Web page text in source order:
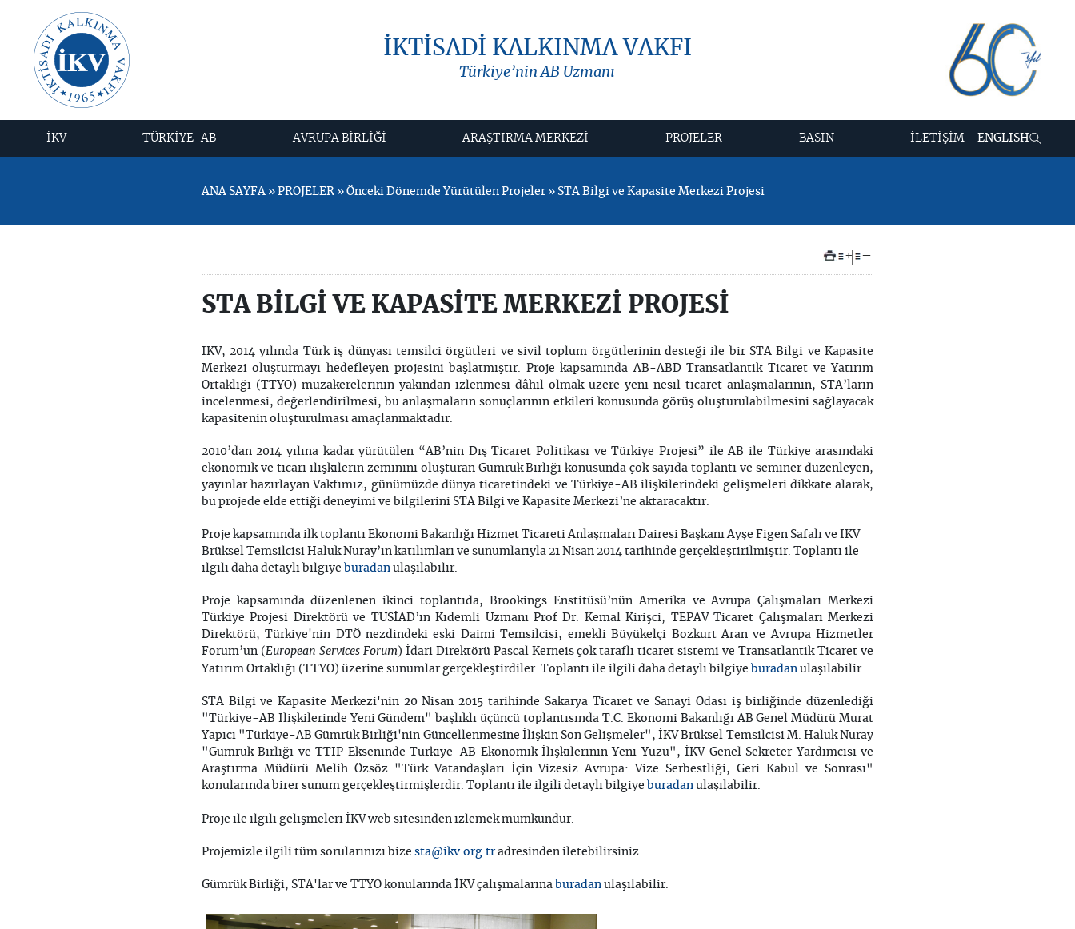
İKTİSADİ KALKINMA VAKFI
Türkiye’nin AB Uzmanı
İKV TÜRKİYE-AB AVRUPA BİRLİĞİ ARAŞTIRMA MERKEZİ PROJELER BASIN İLETİŞİM ENGLISH
ANA SAYFA » PROJELER » Önceki Dönemde Yürütülen Projeler » STA Bilgi ve Kapasite Merkezi Projesi
+ –
STA BİLGİ VE KAPASİTE MERKEZİ PROJESİ
İKV, 2014 yılında Türk iş dünyası temsilci örgütleri ve sivil toplum örgütlerinin desteği ile bir STA Bilgi ve Kapasite
Merkezi oluşturmayı hedefleyen projesini başlatmıştır. Proje kapsamında AB-ABD Transatlantik Ticaret ve Yatırım
Ortaklığı (TTYO) müzakerelerinin yakından izlenmesi dâhil olmak üzere yeni nesil ticaret anlaşmalarının, STA’ların
incelenmesi, değerlendirilmesi, bu anlaşmaların sonuçlarının etkileri konusunda görüş oluşturulabilmesini sağlayacak
kapasitenin oluşturulması amaçlanmaktadır.
2010’dan 2014 yılına kadar yürütülen “AB’nin Dış Ticaret Politikası ve Türkiye Projesi” ile AB ile Türkiye arasındaki
ekonomik ve ticari ilişkilerin zeminini oluşturan Gümrük Birliği konusunda çok sayıda toplantı ve seminer düzenleyen,
yayınlar hazırlayan Vakfımız, günümüzde dünya ticaretindeki ve Türkiye-AB ilişkilerindeki gelişmeleri dikkate alarak,
bu projede elde ettiği deneyimi ve bilgilerini STA Bilgi ve Kapasite Merkezi’ne aktaracaktır.
Proje kapsamında ilk toplantı Ekonomi Bakanlığı Hizmet Ticareti Anlaşmaları Dairesi Başkanı Ayşe Figen Safalı ve İKV
Brüksel Temsilcisi Haluk Nuray’ın katılımları ve sunumlarıyla 21 Nisan 2014 tarihinde gerçekleştirilmiştir. Toplantı ile
ilgili daha detaylı bilgiye buradanulaşılabilir.
Proje kapsamında düzenlenen ikinci toplantıda, Brookings Enstitüsü’nün Amerika ve Avrupa Çalışmaları Merkezi
Türkiye Projesi Direktörü ve TÜSİAD’ın Kıdemli Uzmanı Prof Dr. Kemal Kirişci, TEPAV Ticaret Çalışmaları Merkezi
Direktörü, Türkiye'nin DTÖ nezdindeki eski Daimi Temsilcisi, emekli Büyükelçi Bozkurt Aran ve Avrupa Hizmetler
Forum’un (European Services Forum ) İdari Direktörü Pascal Kerneis çok taraflı ticaret sistemi ve Transatlantik Ticaret ve
Yatırım Ortaklığı (TTYO) üzerine sunumlar gerçekleştirdiler. Toplantı ile ilgili daha detaylı bilgiye buradanulaşılabilir.
STA Bilgi ve Kapasite Merkezi'nin 20 Nisan 2015 tarihinde Sakarya Ticaret ve Sanayi Odası iş birliğinde düzenlediği
"Türkiye-AB İlişkilerinde Yeni Gündem" başlıklı üçüncü toplantısında T.C. Ekonomi Bakanlığı AB Genel Müdürü Murat
Yapıcı "Türkiye-AB Gümrük Birliği'nin Güncellenmesine İlişkin Son Gelişmeler", İKV Brüksel Temsilcisi M. Haluk Nuray
"Gümrük Birliği ve TTIP Ekseninde Türkiye-AB Ekonomik İlişkilerinin Yeni Yüzü", İKV Genel Sekreter Yardımcısı ve
Araştırma Müdürü Melih Özsöz "Türk Vatandaşları İçin Vizesiz Avrupa: Vize Serbestliği, Geri Kabul ve Sonrası"
konularında birer sunum gerçekleştirmişlerdir. Toplantı ile ilgili detaylı bilgiye buradanulaşılabilir.
Proje ile ilgili gelişmeleri İKV web sitesinden izlemek mümkündür.
Projemizle ilgili tüm sorularınızı bize sta@ikv.org.tradresinden iletebilirsiniz.
Gümrük Birliği, STA'lar ve TTYO konularında İKV çalışmalarına buradanulaşılabilir.